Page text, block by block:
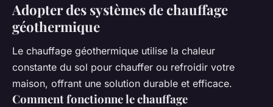
Adopter des systèmes de chauffage
géothermique
Le chauffage géothermique utilise la chaleur
constante du sol pour chauffer ou refroidir votre
maison, offrant une solution durable et efficace.
Comment fonctionne le chauffage